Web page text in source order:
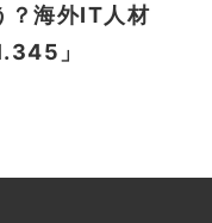
？海外IT人材
」